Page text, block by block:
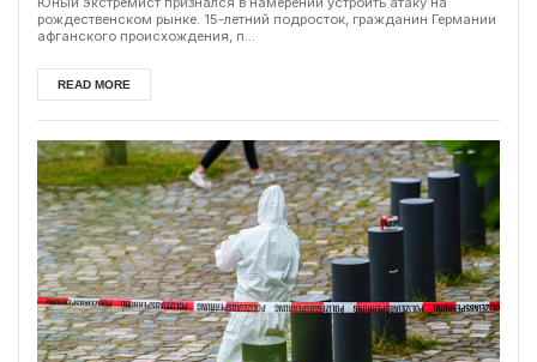
рождественском рынке. 15-летний подросток, гражданин Германии
афганского происхождения, п...
READ MORE